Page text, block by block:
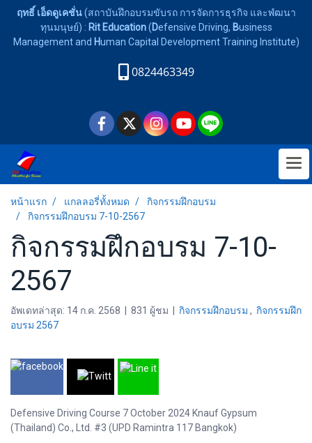
ฤทธิ์ เอ็ดดูเคชั่น(สถาบันฝึกอบรมขับรถ การจัดการธุรกิจ และพํฒนา
ทุนมนุษย์) : Rit Education(Defensive Driving, Business
Management and Human Capital Development Training Institute)
0824463349
หน้าแรก แกลลอรี่ทั้งหมด
กิจกรรมฝึกอบรม
กิจกรรมฝึกอบรม 7-10-2567
กิจกรรมฝึกอบรม 7-10-
2567
อัพเดทล่าสุด: 14 ก.ค. 2568 831 ผู้ชม กิจกรรมฝึกอบรม , กิจกรรมฝึก
อบรม 2567
Defensive Driving Course 7 October 2024 Knauf Gypsum
(Thailand) Co., Ltd. #3 (UPD Ramintra 117 Bangkok)